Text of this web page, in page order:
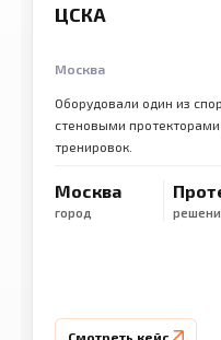
ЦСКА
Москва
Оборудовали один из
стеновыми
тренировок.
Москва
город